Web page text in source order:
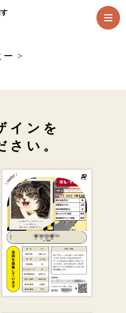
ー >
インを
さい。